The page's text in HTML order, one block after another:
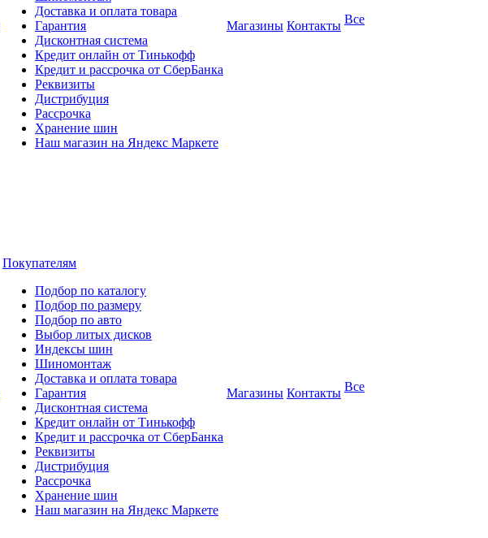
Доставка и оплата товара
Гарантия
Дисконтная система
Кредит онлайн от Тинькофф
Кредит и рассрочка от СберБанка
Реквизиты
Дистрибуция
Рассрочка
Хранение шин
Наш магазин на Яндекс Маркете
Магазины Контакты Все
Покупателям
Подбор по каталогу
Подбор по размеру
Подбор по авто
Выбор литых дисков
Индексы шин
Шиномонтаж
Доставка и оплата товара
Гарантия
Дисконтная система
Кредит онлайн от Тинькофф
Кредит и рассрочка от СберБанка
Реквизиты
Дистрибуция
Рассрочка
Хранение шин
Наш магазин на Яндекс Маркете
Магазины Контакты Все